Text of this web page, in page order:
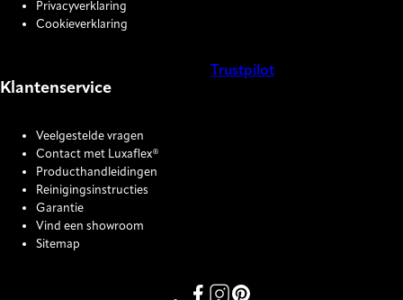
Privacyverklaring
Cookieverklaring
Klantenservice
Veelgestelde vragen
Contact met Luxaflex®
Producthandleidingen
Reinigingsinstructies
Garantie
Vind een showroom
Sitemap
Trustpilot
Link missing Display text from
Link missing Display text
Link missing Display text